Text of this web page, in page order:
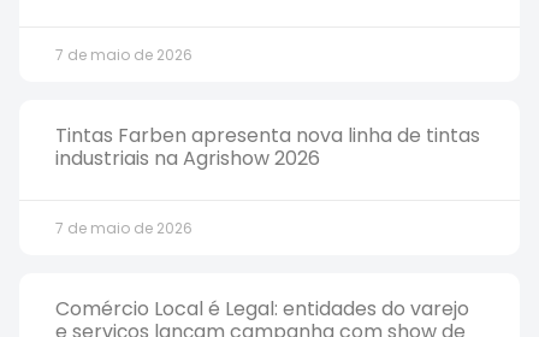
7 de maio de 2026
Tintas Farben apresenta nova linha de tintas
industriais na Agrishow 2026
7 de maio de 2026
Comércio Local é Legal: entidades do varejo
e serviços lançam campanha com show de